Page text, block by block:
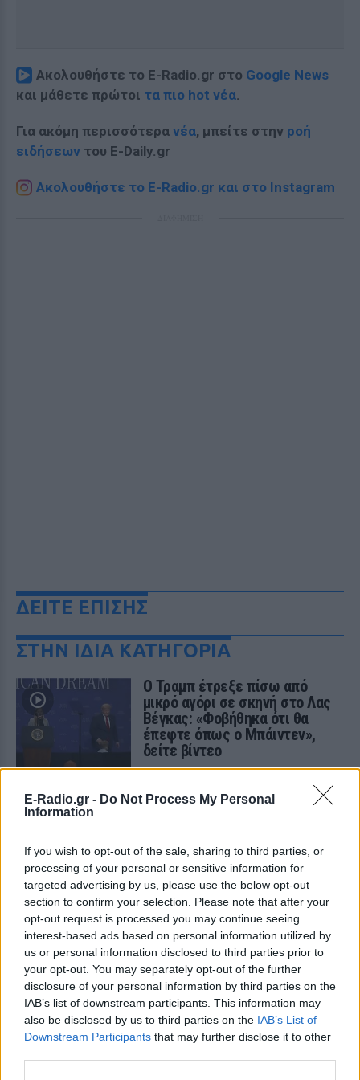
E-Radio.gr - Do Not Process My Personal
Information
If you wish to opt-out of the sale, sharing to third parties, or
processing of your personal or sensitive information for
targeted advertising by us, please use the below opt-out
section to confirm your selection. Please note that after your
opt-out request is processed you may continue seeing
interest-based ads based on personal information utilized by
us or personal information disclosed to third parties prior to
your opt-out. You may separately opt-out of the further
disclosure of your personal information by third parties on the
IAB’s list of downstream participants. This information may
also be disclosed by us to third parties on the IAB’s List of
Downstream Participants that may further disclose it to other
Ακολουθήστε το E-Radio.gr στο Google News
και μάθετε πρώτοι τα πιο hot νέα.
Για ακόμη περισσότερα νέα, μπείτε στην ροή
ειδήσεων του E-Daily.gr
Ακολουθήστε το E-Radio.gr και στο Instagram
ΔΕΙΤΕ ΕΠΙΣΗΣ
ΣΤΗΝ ΙΔΙΑ ΚΑΤΗΓΟΡΙΑ
Ο Τραμπ έτρεξε πίσω από
μικρό αγόρι σε σκηνή στο Λας
Βέγκας: «Φοβήθηκα ότι θα
έπεφτε όπως ο Μπάιντεν»,
δείτε βίντεο
ΠΡΙΝ 11 ΏΡΕΣ
Μια από τις επικότερες τούμπες του Τζο
Μπάιντεν ήταν στη σκηνή εκδήλωση της
Μυστράς: «Δεν ήταν οικονομικό
το κίνητρο» υποστηρίζει ο
συνήγορος του 55χρονου που
είχε τη σορό του πατέρα του σε
καταψύκτη
ΠΡΙΝ 11 ΏΡΕΣ
Ο ίδιος δήλωσε ότι ο πελάτης του είχε
μια εξαιρετικά έντονη συναισθηματική
εξάρτηση από τους γονείς του
Βόλος: 26χρονος απείλησε να
σφάξει τη μητέρα του και
χτύπησε τον αδελφό του για το
πρωινό